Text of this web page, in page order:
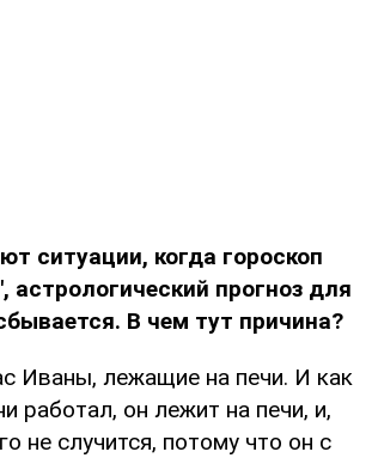
ситуации, когда гороскоп
астрологический прогноз для
В чем тут причина?
Иваны, лежащие на печи. И как
работал, он лежит на печи, и,
не случится, потому что он с